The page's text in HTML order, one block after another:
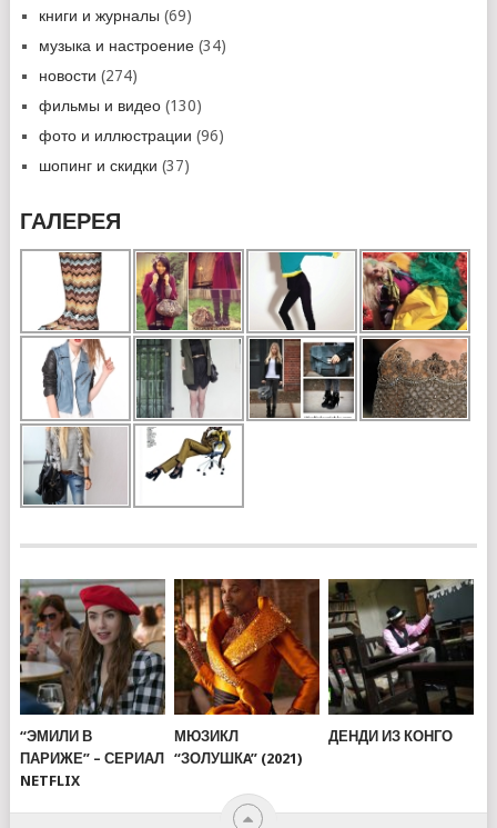
книги и журналы (69)
музыка и настроение(34)
новости (274)
фильмы и видео(130)
фото и иллюстрации (96)
шопинг и скидки (37)
ГАЛЕРЕЯ
“ЭМИЛИ В
ПАРИЖЕ” – СЕРИАЛ
NETFLIX
МЮЗИКЛ
“ЗОЛУШКA” (2021)
ДЕНДИ ИЗ КОНГО